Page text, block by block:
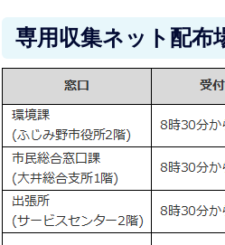
専用収集ネット配布